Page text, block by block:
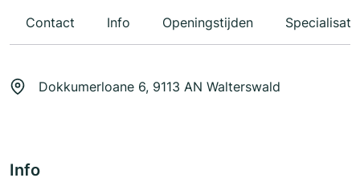
Contact Info Openingstijden
Dokkumerloane 6, 9113 AN Walterswald
Info